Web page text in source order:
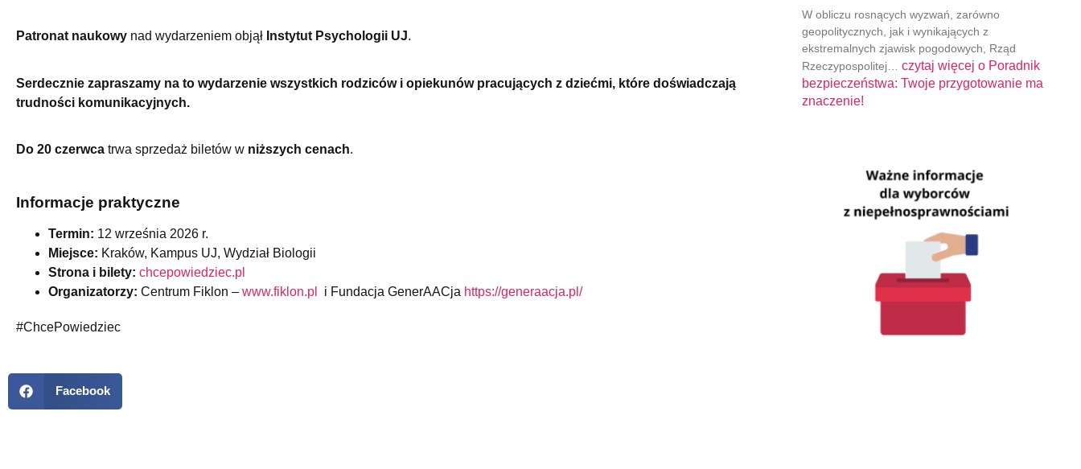
Patronat naukowy nad wydarzeniem objął Instytut Psychologii UJ.
Serdecznie zapraszamy na to wydarzenie wszystkich rodziców i opiekunów pracujących z dziećmi, które doświadczają
trudności komunikacyjnych.
Do 20 czerwca trwa sprzedaż biletów w niższych cenach.
Informacje praktyczne
Termin: 12 września 2026 r.
Miejsce: Kraków, Kampus UJ, Wydział Biologii
Strona i bilety: chcepowiedziec.pl
Organizatorzy: Centrum Fiklon – www.fiklon.pl i Fundacja GenerAACja https://generaacja.pl/
#ChcePowiedziec
Facebook
W obliczu rosnących wyzwań, zarówno
geopolitycznych, jak i wynikających z
ekstremalnych zjawisk pogodowych, Rząd
Rzeczypospolitej… czytaj więcej oPoradnik
bezpieczeństwa: Twoje przygotowanie ma
znaczenie!